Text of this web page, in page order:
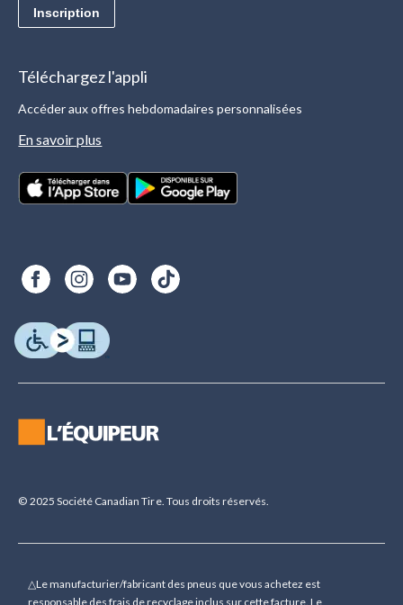
Inscription
Téléchargez l'appli
Accéder aux offres hebdomadaires personnalisées
En savoir plus
© 2025 Société Canadian Tire. Tous droits réservés.
△Le manufacturier/fabricant des pneus que vous achetez est
responsable des frais de recyclage inclus sur cette facture. Le